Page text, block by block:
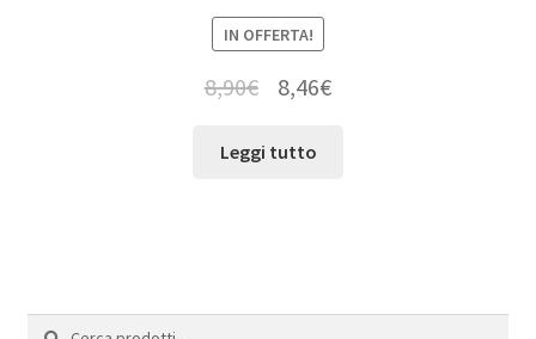
IN OFFERTA!
8,90€ 8,46€
Leggi tutto
Cerca:
Cerca